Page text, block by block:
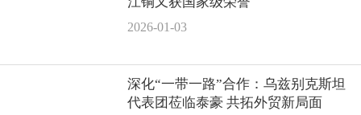
2026-01-03
深化“一带一路”合作：乌兹别克斯坦
代表团莅临泰豪 共拓外贸新局面